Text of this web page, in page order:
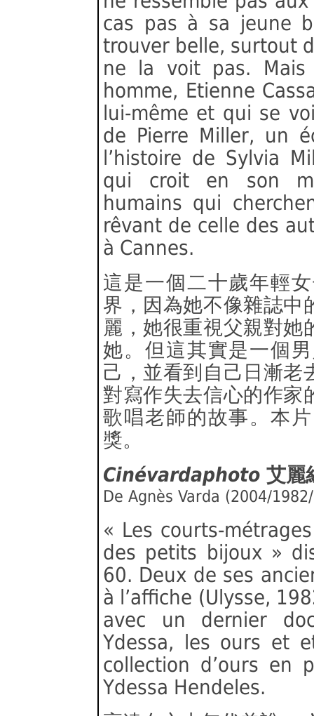
cas pas à sa jeune
trouver belle, surtout
ne la voit pas. Mais
homme, Etienne
lui-même et qui se
de Pierre Miller, un
l’histoire de Sylvia
qui croit en son
humains qui
rêvant de celle des
à Cannes.
這是一個二十歲年輕
界，因為她不像雜誌中
麗，她很重視父親對她
她。但這其實是一個
己，並看到自己日漸老
對寫作失去信心的作家
歌唱老師的故事。本
獎。
Cinévardaphoto 艾麗
De Agnès Varda (2004/
« Les courts-
des petits bijoux »
60. Deux de ses
à l’affiche (Ulysse,
avec un dernier
Ydessa, les ours et
collection d’ours en
Ydessa Hendeles.